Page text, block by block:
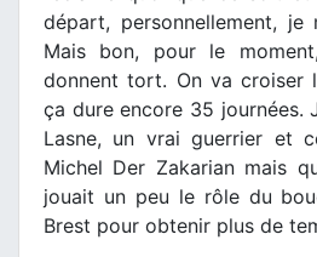
départ, personnellement,
Mais bon, pour le
donnent tort. On va croiser
ça dure encore 35 journées.
Lasne, un vrai guerrier et
Michel Der Zakarian mais
jouait un peu le rôle du
Brest pour obtenir plus de